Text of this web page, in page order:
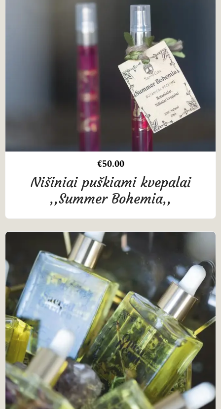
€50.00
Nišiniai puškiami kvepalai
,,Summer Bohemia,,